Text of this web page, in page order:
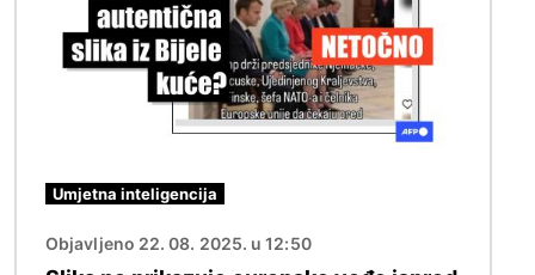
Umjetna inteligencija
Objavljeno 22. 08. 2025. u 12:50